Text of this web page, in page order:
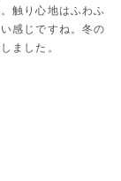
触り心地はふわふ
感じですね。冬の
ました。